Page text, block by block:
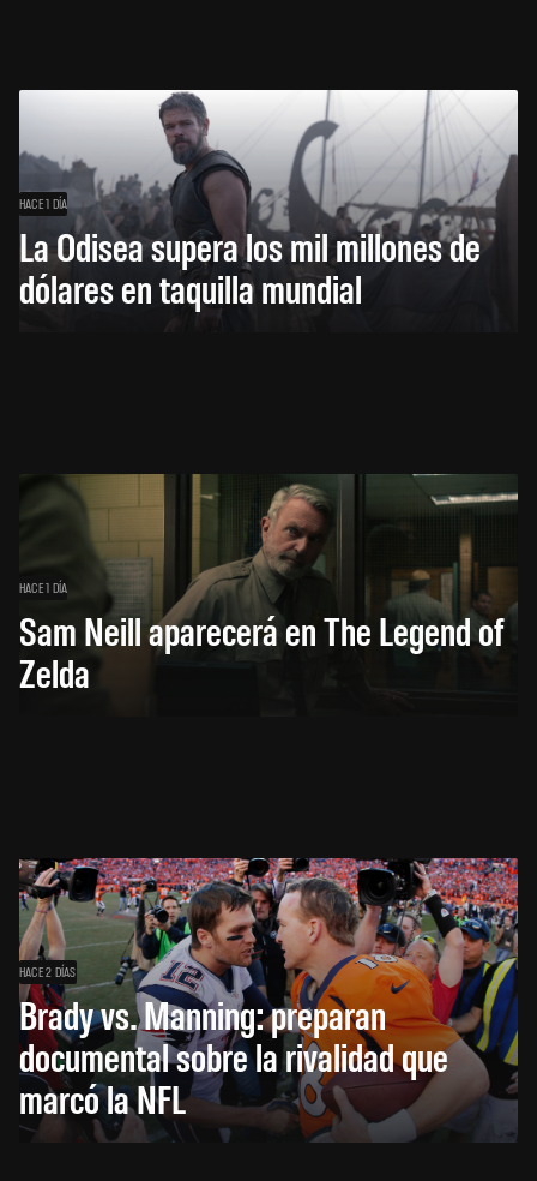
HACE 1 DÍA
La Odisea supera los mil millones de
dólares en taquilla mundial
HACE 1 DÍA
Sam Neill aparecerá en The Legend of
Zelda
HACE 2 DÍAS
Brady vs. Manning: preparan
documental sobre la rivalidad que
marcó la NFL